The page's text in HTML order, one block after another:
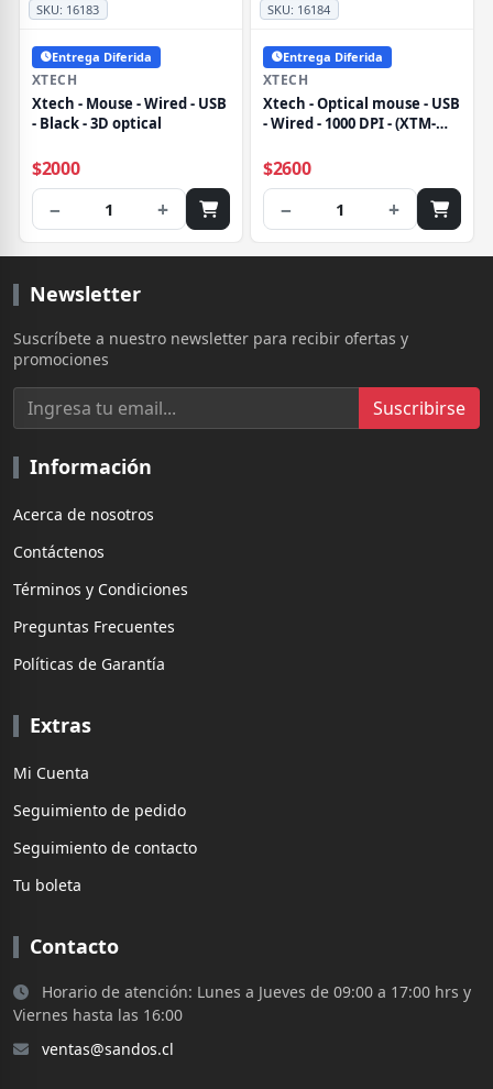
SKU: 16183
Entrega Diferida
XTECH
Xtech - Mouse - Wired - USB
- Black - 3D optical
$2000
− 1 +
SKU: 16184
Entrega Diferida
XTECH
Xtech - Optical mouse - USB
- Wired - 1000 DPI - (XTM-
$2600
− 1 +
Newsletter
Suscríbete a nuestro newsletter para recibir ofertas y
promociones
Suscribirse
Información
Acerca de nosotros
Contáctenos
Términos y Condiciones
Preguntas Frecuentes
Políticas de Garantía
Extras
Mi Cuenta
Seguimiento de pedido
Seguimiento de contacto
Tu boleta
Contacto
Horario de atención: Lunes a Jueves de 09:00 a 17:00 hrs y
Viernes hasta las 16:00
ventas@sandos.cl